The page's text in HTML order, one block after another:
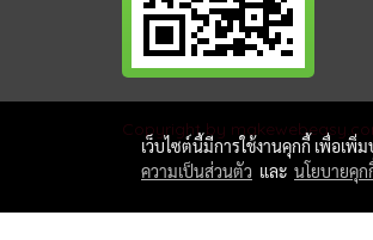
Copyright by
เว็บไซต์นี้มีการใช้งานคุกกี้ เพื่อเ
ความเป็นส่วนตัว และ นโยบายคุก